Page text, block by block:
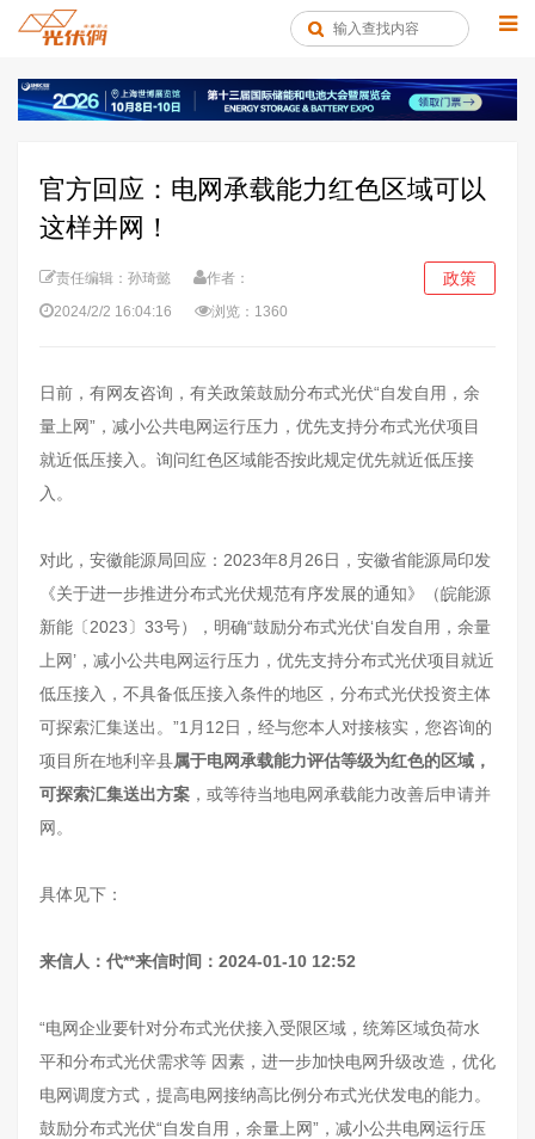
官方回应：电网承载能力红色区域可以
这样并网！
责任编辑：孙琦懿
作者：
2024/2/2 16:04:16
浏览：1360
政策
日前，有网友咨询，有关政策鼓励分布式光伏“自发自用，余
量上网”，减小公共电网运行压力，优先支持分布式光伏项目
就近低压接入。询问红色区域能否按此规定优先就近低压接
入。
对此，安徽能源局回应：2023年8月26日，安徽省能源局印发
《关于进一步推进分布式光伏规范有序发展的通知》（皖能源
新能〔2023〕33号），明确“鼓励分布式光伏‘自发自用，余量
上网’，减小公共电网运行压力，优先支持分布式光伏项目就近
低压接入，不具备低压接入条件的地区，分布式光伏投资主体
可探索汇集送出。”1月12日，经与您本人对接核实，您咨询的
项目所在地利辛县属于电网承载能力评估等级为红色的区域 ，
可探索汇集送出方案 ，或等待当地电网承载能力改善后申请并
网。
具体见下：
来信人：代**来信时间：2024-01-10 12:52
“电网企业要针对分布式光伏接入受限区域，统筹区域负荷水
平和分布式光伏需求等 因素，进一步加快电网升级改造，优化
电网调度方式，提高电网接纳高比例分布式光伏发电的能力。
鼓励分布式光伏“自发自用，余量上网”，减小公共电网运行压